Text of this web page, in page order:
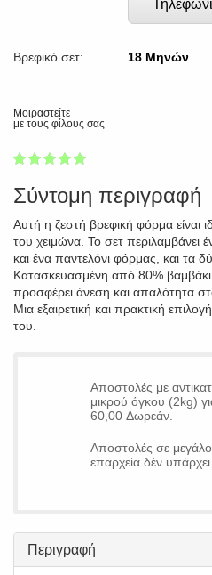
Βρεφικό σετ: 18 Μηνών
Μοιραστείτε
με τους φίλους σας
1
2
3
4
5
Σύντομη περιγραφή
Αυτή η ζεστή βρεφική φόρμα είναι
του χειμώνα. Το σετ περιλαμβάνει
και ένα παντελόνι φόρμας, και τα
Κατασκευασμένη από 80% βαμβάκι
προσφέρει άνεση και απαλότητα
Μια εξαιρετική και πρακτική
του.
Αποστολές με
μικρού όγκου (2kg)
60,00 Δωρεάν.
Αποστολές σε
επαρχεία δέν υπάρχει
Περιγραφή